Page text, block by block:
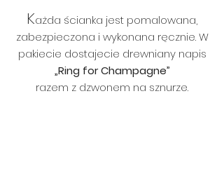
Każda ścianka jest pomalowana,
zabezpieczona i wykonana ręcznie. W
pakiecie dostajecie drewniany napis
„Ring for Champagne”
razem z dzwonem na sznurze.